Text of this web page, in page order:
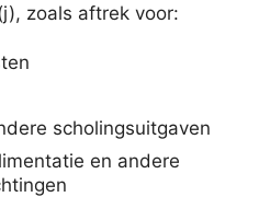
zoals aftrek voor:
scholingsuitgaven
en andere